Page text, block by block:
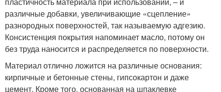
различные добавки, увеличивающие «сцепление»
разнородных поверхностей, так называемую адгезию.
Консистенция покрытия напоминает масло, потому он
без труда наносится и распределяется по поверхности.
Материал отлично ложится на различные основания:
кирпичные и бетонные стены, гипсокартон и даже
цемент. Кроме того, основанная на шпаклевке